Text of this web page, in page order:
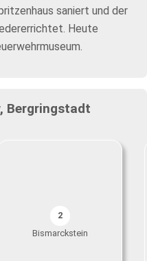
saniert und der
Heute
Bergringstadt
2
Bismarckstein